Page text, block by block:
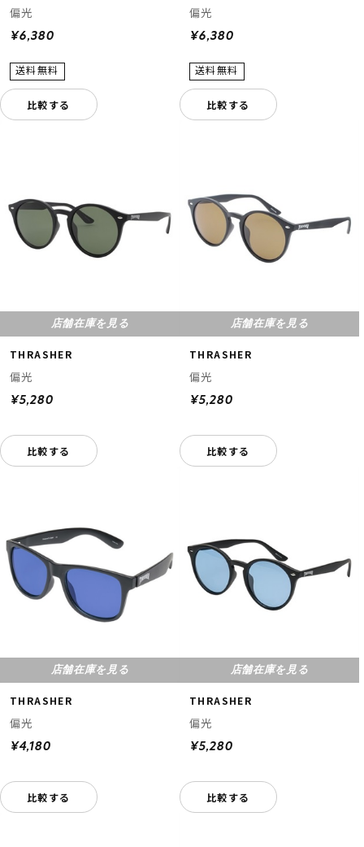
偏光
¥6,380
比較する
偏光
¥6,380
比較する
店舗在庫を見る
THRASHER
偏光
¥5,280
比較する
店舗在庫を見る
THRASHER
偏光
¥5,280
比較する
店舗在庫を見る
THRASHER
偏光
¥4,180
比較する
店舗在庫を見る
THRASHER
偏光
¥5,280
比較する